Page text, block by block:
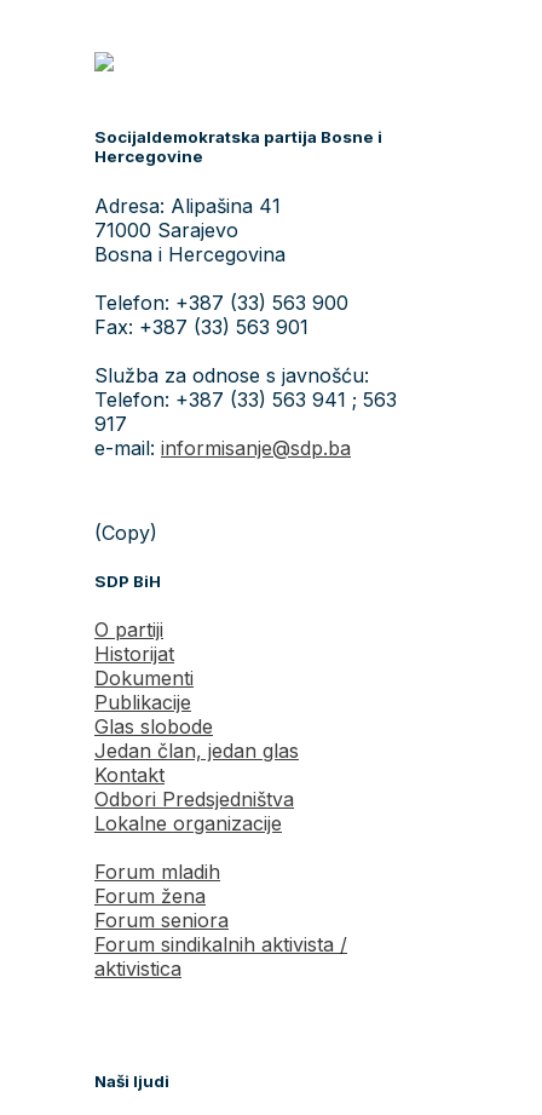
Socijaldemokratska partija Bosne i
Hercegovine
Adresa: Alipašina 41
71000 Sarajevo
Bosna i Hercegovina
Telefon: +387 (33) 563 900
Fax: +387 (33) 563 901
Služba za odnose s javnošću:
Telefon: +387 (33) 563 941 ; 563
917
e-mail: informisanje@sdp.ba
(Copy)
SDP BiH
O partiji
Historijat
Dokumenti
Publikacije
Glas slobode
Jedan član, jedan glas
Kontakt
Odbori Predsjedništva
Lokalne organizacije
Forum mladih
Forum žena
Forum seniora
Forum sindikalnih aktivista /
aktivistica
Naši ljudi